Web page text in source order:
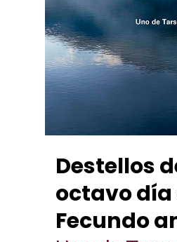
Destellos
octavo día
Fecundo